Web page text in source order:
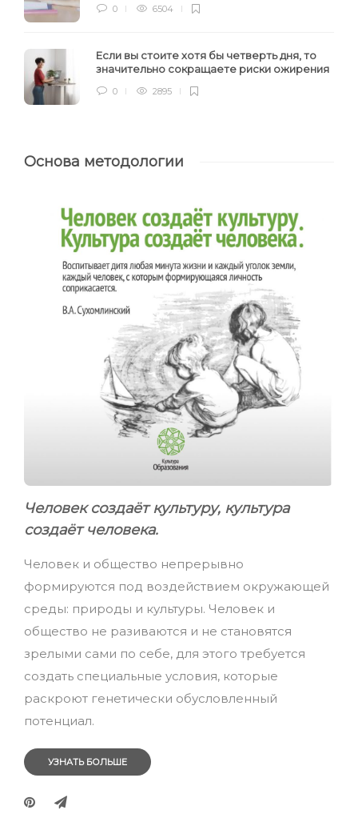
0 6504
Если вы стоите хотя бы четверть дня, то
значительно сокращаете риски ожирения
0 2895
Основа методологии
Человек создаёт культуру, культура
создаёт человека.
Человек и общество непрерывно
формируются под воздействием окружающей
среды: природы и культуры. Человек и
общество не разиваются и не становятся
зрелыми сами по себе, для этого требуется
создать специальные условия, которые
раскроют генетически обусловленный
потенциал.
УЗНАТЬ БОЛЬШЕ